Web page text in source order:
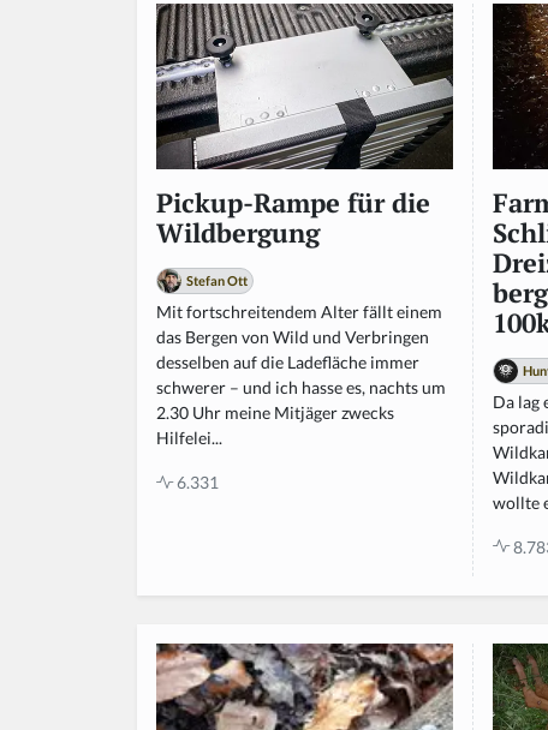
Pickup-Rampe für die
Wildbergung
Stefan Ott
Mit fortschreitendem Alter fällt einem
das Bergen von Wild und Verbringen
desselben auf die Ladefläche immer
schwerer – und ich hasse es, nachts um
2.30 Uhr meine Mitjäger zwecks
Hilfelei...
6.331
Da lag
wollte